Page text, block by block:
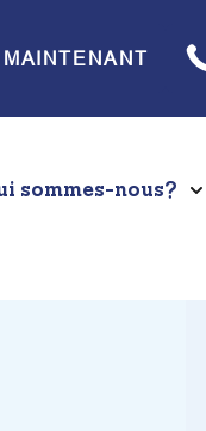
sommes-nous?